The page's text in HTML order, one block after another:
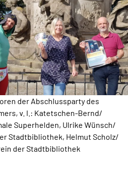
der Abschlussparty des
v. l.: Katetschen-Bernd/
Superhelden, Ulrike Wünsch/
Stadtbibliothek, Helmut Scholz/
der Stadtbibliothek